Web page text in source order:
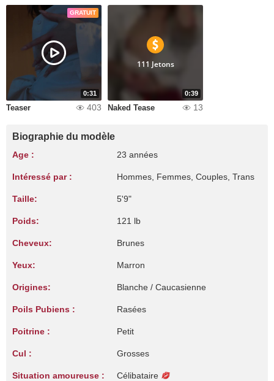
GRATUIT
0:31
Teaser 403
0:39
111 Jetons
Naked Tease 13
Biographie du modèle
Age : 23 années
Intéressé par : Hommes, Femmes, Couples, Trans
Taille: 5'9"
Poids: 121 lb
Cheveux: Brunes
Yeux: Marron
Origines: Blanche / Caucasienne
Poils Pubiens : Rasées
Poitrine : Petit
Cul : Grosses
Situation amoureuse : Célibataire